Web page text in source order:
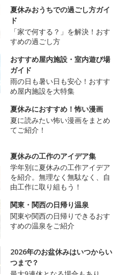
夏休みおうちでの過ごし方ガイ
ド
「家で何する？」を解決！おす
すめの過ごし方
おすすめ屋内施設・室内遊び場
ガイド
雨の日も暑い日も安心！おすす
め屋内施設を大特集
夏休みにおすすめ！怖い漫画
夏に読みたい怖い漫画をまとめ
てご紹介！
夏休みの工作のアイデア集
学年別に夏休みの工作アイデア
を紹介。無理なく無駄なく、自
由工作に取り組もう！
関東・関西の日帰り温泉
関東や関西の日帰りできるおす
すめの温泉をご紹介
2026年のお盆休みはいつからい
つまで？